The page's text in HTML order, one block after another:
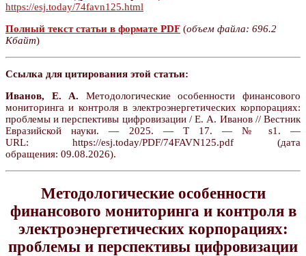
https://esj.today/74favn125.html
Полный текст статьи в формате PDF (объем файла: 696.2
Кбайт)
Ссылка для цитирования этой статьи:
Иванов, Е. А. Методологические особенности финансового
мониторинга и контроля в электроэнергетических корпорациях:
проблемы и перспективы цифровизации / Е. А. Иванов // Вестник
Евразийской науки. — 2025. — Т 17. — № s1. —
URL: https://esj.today/PDF/74FAVN125.pdf (дата
обращения: 09.08.2026).
Методологические особенности
финансового мониторинга и контроля в
электроэнергетических корпорациях:
проблемы и перспективы цифровизации